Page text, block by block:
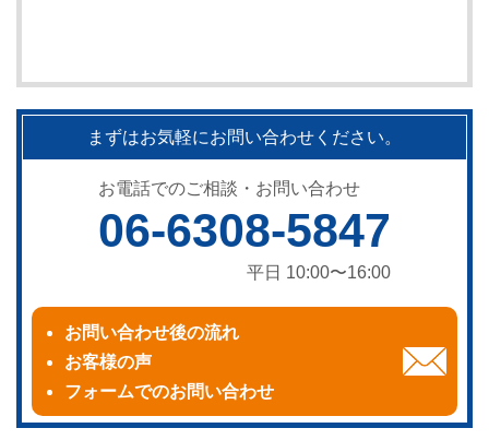
まずはお気軽にお問い合わせください。
お電話でのご相談・お問い合わせ
06-6308-5847
平日 10:00〜16:00
お問い合わせ後の流れ
お客様の声
フォームでのお問い合わせ